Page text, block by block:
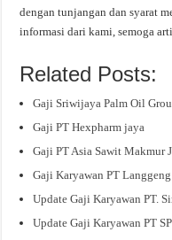
dengan tunjangan dan syarat
informasi dari kami, semoga
Related Posts:
Gaji Sriwijaya Palm Oil
Gaji PT Hexpharm jaya
Gaji PT Asia Sawit Makmur
Gaji Karyawan PT
Update Gaji Karyawan PT.
Update Gaji Karyawan PT